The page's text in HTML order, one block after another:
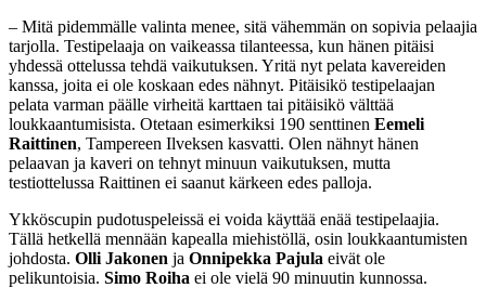
– Mitä pidemmälle valinta menee, sitä vähemmän on sopivia pelaajia
tarjolla. Testipelaaja on vaikeassa tilanteessa, kun hänen pitäisi
yhdessä ottelussa tehdä vaikutuksen. Yritä nyt pelata kavereiden
kanssa, joita ei ole koskaan edes nähnyt. Pitäisikö testipelaajan
pelata varman päälle virheitä karttaen tai pitäisikö välttää
loukkaantumisista. Otetaan esimerkiksi 190 senttinen Eemeli
Raittinen, Tampereen Ilveksen kasvatti. Olen nähnyt hänen
pelaavan ja kaveri on tehnyt minuun vaikutuksen, mutta
testiottelussa Raittinen ei saanut kärkeen edes palloja.
Ykköscupin pudotuspeleissä ei voida käyttää enää testipelaajia.
Tällä hetkellä mennään kapealla miehistöllä, osin loukkaantumisten
johdosta. Olli Jakonen ja Onnipekka Pajula eivät ole
pelikuntoisia. Simo Roiha ei ole vielä 90 minuutin kunnossa.